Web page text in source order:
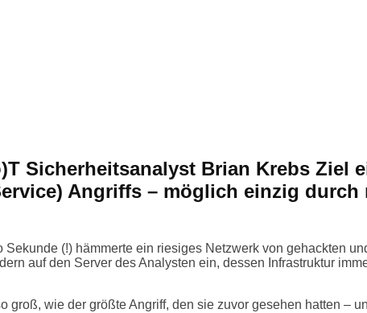
Sicherheitsanalyst Brian Krebs Ziel
Angriffs – möglich einzig durch
(!) hämmerte ein riesiges Netzwerk von gehackten
auf den Server des Analysten ein, dessen Infrastruktur
groß, wie der größte Angriff, den sie zuvor gesehen hatten –